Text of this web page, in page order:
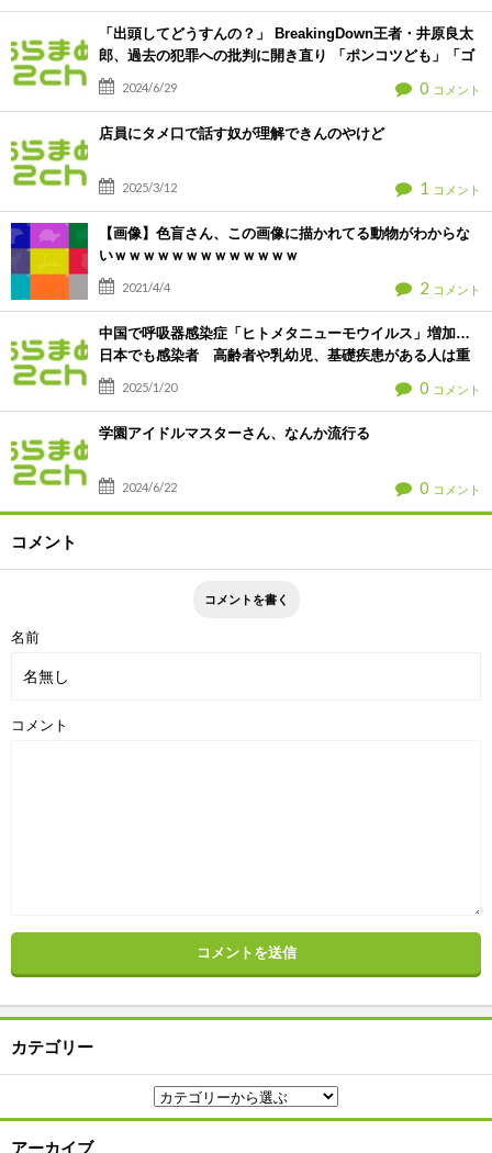
「出頭してどうすんの？」 BreakingDown王者・井原良太
郎、過去の犯罪への批判に開き直り 「ポンコツども」「ゴ
ミども」と悪態 [爆笑ゴリラ★]
2024/6/29 0 コメント
店員にタメ口で話す奴が理解できんのやけど
2025/3/12 1 コメント
【画像】色盲さん、この画像に描かれてる動物がわからな
いｗｗｗｗｗｗｗｗｗｗｗｗｗ
2021/4/4 2 コメント
中国で呼吸器感染症「ヒトメタニューモウイルス」増加…
日本でも感染者 高齢者や乳幼児、基礎疾患がある人は重
症化の恐れ [お断り★]
2025/1/20 0 コメント
学園アイドルマスターさん、なんか流行る
2024/6/22 0 コメント
コメント
名前
コメント
カテゴリー
アーカイブ